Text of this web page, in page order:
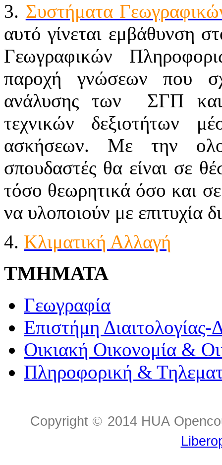
3. Συστήματα
αυτό γίνεται εμβάθυνση
Γεωγραφικών
παροχή γνώσεων που
ανάλυσης των ΣΓΠ και
τεχνικών δεξιοτήτων
ασκήσεων. Με την
σπουδαστές θα είναι σε
τόσο θεωρητικά όσο και
να υλοποιούν με επιτυχία
4. Κλιματική Αλλαγή
ΤΜΗΜΑΤΑ
Γεωγραφία
Επιστήμη Διαιτολογίας-
Οικιακή Οικονομία &
Πληροφορική &
Copyright © 2014 HUA